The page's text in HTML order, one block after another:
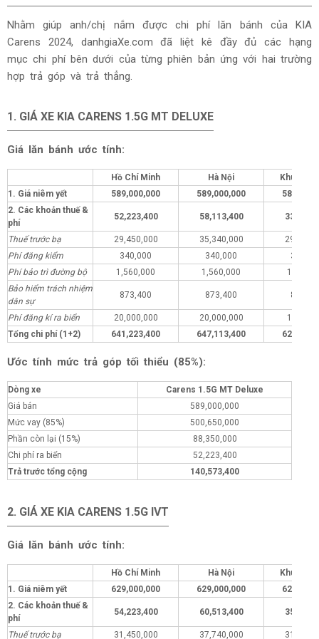
Nhằm giúp anh/chị nắm được chi phí lăn bánh của KIA
Carens 2024, danhgiaXe.com đã liệt kê đầy đủ các hạng
mục chi phí bên dưới của từng phiên bản ứng với hai trường
hợp trả góp và trả thẳng.
1. GIÁ XE KIA CARENS 1.5G MT DELUXE
Giá lăn bánh ước tính:
Hồ Chí Minh Hà Nội
Khu vực
1. Giá niêm yết
589,000,000 589,000,000
2. Các khoản thuế &
phí
52,223,400 58,113,400
Thuế trước bạ 29,450,000 35,340,000
Phí đăng kiểm
340,000 340,000
Phí bảo trì đường bộ
1,560,000 1,560,000
Bảo hiểm trách nhiệm
dân sự
873,400 873,400
Phí đăng kí ra biển 20,000,000 20,000,000
Tổng chi phí (1+2)
641,223,400 647,113,400
Ước tính mức trả góp tối thiểu (85%):
Dòng xe
Carens 1.5G MT Deluxe
Giá bán
589,000,000
Mức vay (85%)
500,650,000
Phần còn lại (15%)
88,350,000
Chi phí ra biển
52,223,400
Trả trước tổng cộng
140,573,400
2. GIÁ XE KIA CARENS 1.5G IVT
Giá lăn bánh ước tính:
Hồ Chí Minh Hà Nội
Khu vực
1. Giá niêm yết
629,000,000 629,000,000
2. Các khoản thuế &
phí
54,223,400 60,513,400
Thuế trước bạ 31,450,000 37,740,000